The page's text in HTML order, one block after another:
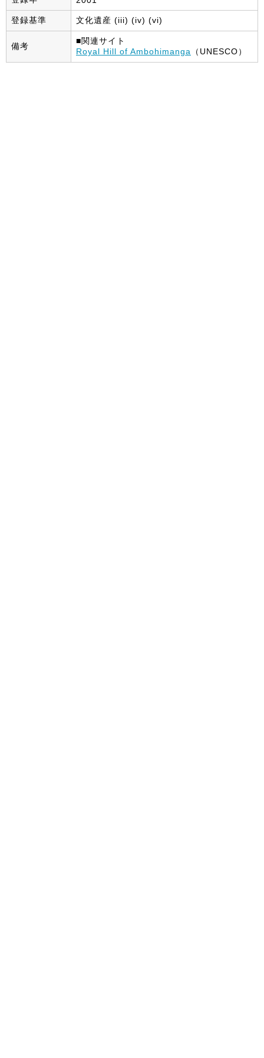
登録基準 文化遺産 (iii) (iv) (vi)
備考
■関連サイト
Royal Hill of Ambohimanga （UNESCO）